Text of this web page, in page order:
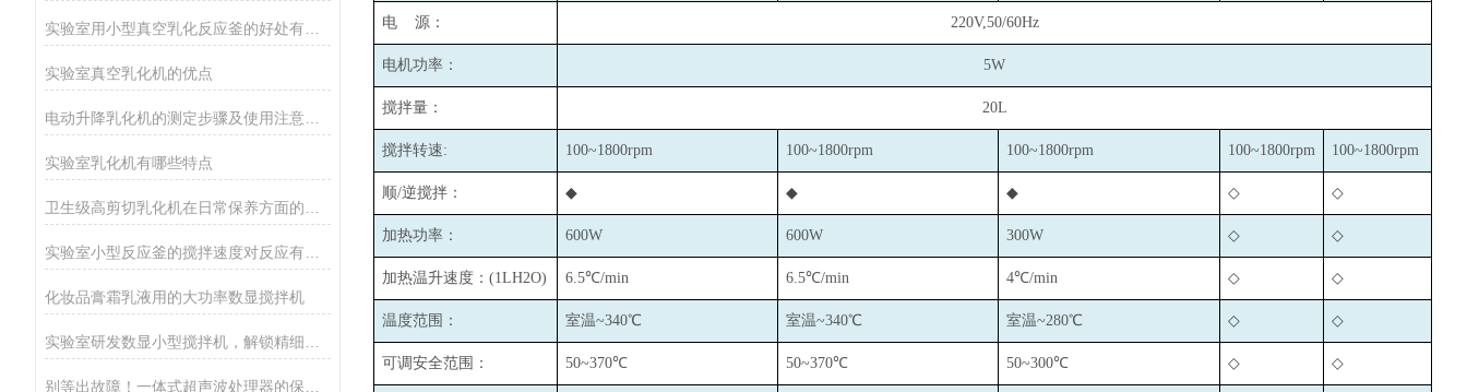
实验室真空乳化机的优点
实验室乳化机有哪些特点
化妆品膏霜乳液用的大功率数显搅拌机
电 源： 220V,50/60Hz
电机功率： 5W
搅拌量： 20L
搅拌转速: 100~1800rpm 100~1800rpm 100~1800rpm 100~1800rpm 100~1800rpm
顺/逆搅拌： ◆ ◆ ◆ ◇ ◇
加热功率： 600W 600W 300W ◇ ◇
加热温升速度：(1LH2O) 6.5℃/min 6.5℃/min 4℃/min ◇ ◇
温度范围： 室温~340℃ 室温~340℃ 室温~280℃ ◇ ◇
可调安全范围： 50~370℃ 50~370℃ 50~300℃ ◇ ◇